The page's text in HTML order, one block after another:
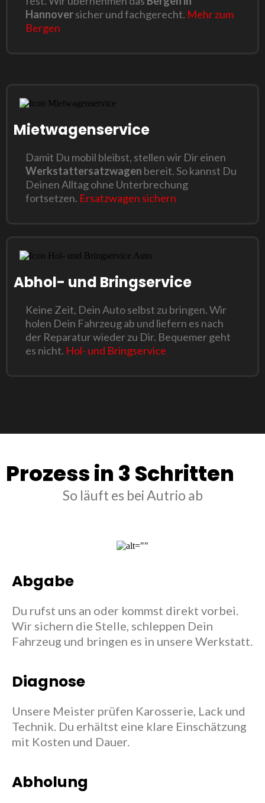
Hannoversicher und fachgerecht. Mehr zum
Bergen
Mietwagenservice
Damit Du mobil bleibst, stellen wir Dir einen
Werkstattersatzwagen bereit. So kannst Du
Deinen Alltag ohne Unterbrechung
fortsetzen. Ersatzwagen sichern
Abhol- und Bringservice
Keine Zeit, Dein Auto selbst zu bringen. Wir
holen Dein Fahrzeug ab und liefern es nach
der Reparatur wieder zu Dir. Bequemer geht
es nicht. Hol- und Bringservice
Prozess in 3 Schritten
So läuft es bei Autrio ab
Abgabe
Du rufst uns an oder kommst direkt vorbei.
Wir sichern die Stelle, schleppen Dein
Fahrzeug und bringen es in unsere Werkstatt.
Diagnose
Unsere Meister prüfen Karosserie, Lack und
Technik. Du erhältst eine klare Einschätzung
mit Kosten und Dauer.
Abholung